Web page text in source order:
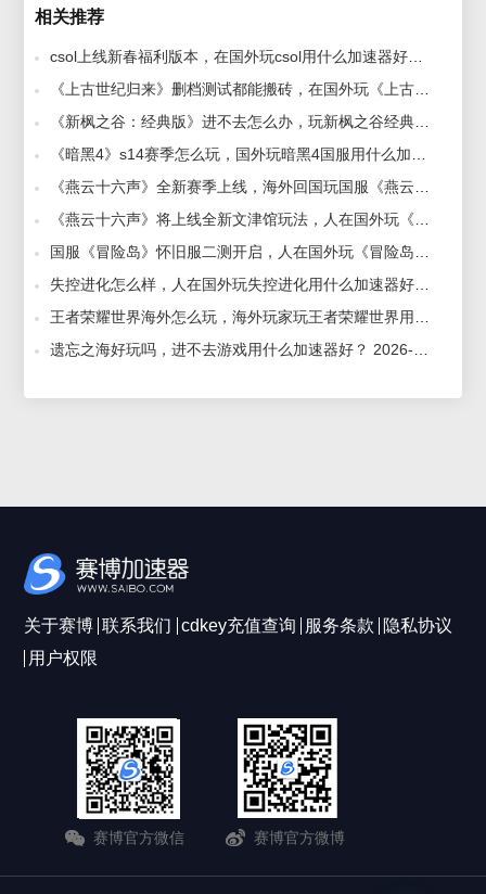
相关推荐
关于赛博 联系我们 cdkey充值查询 服务条款
隐私协议
用户权限
赛博官方微信 赛博官方微博